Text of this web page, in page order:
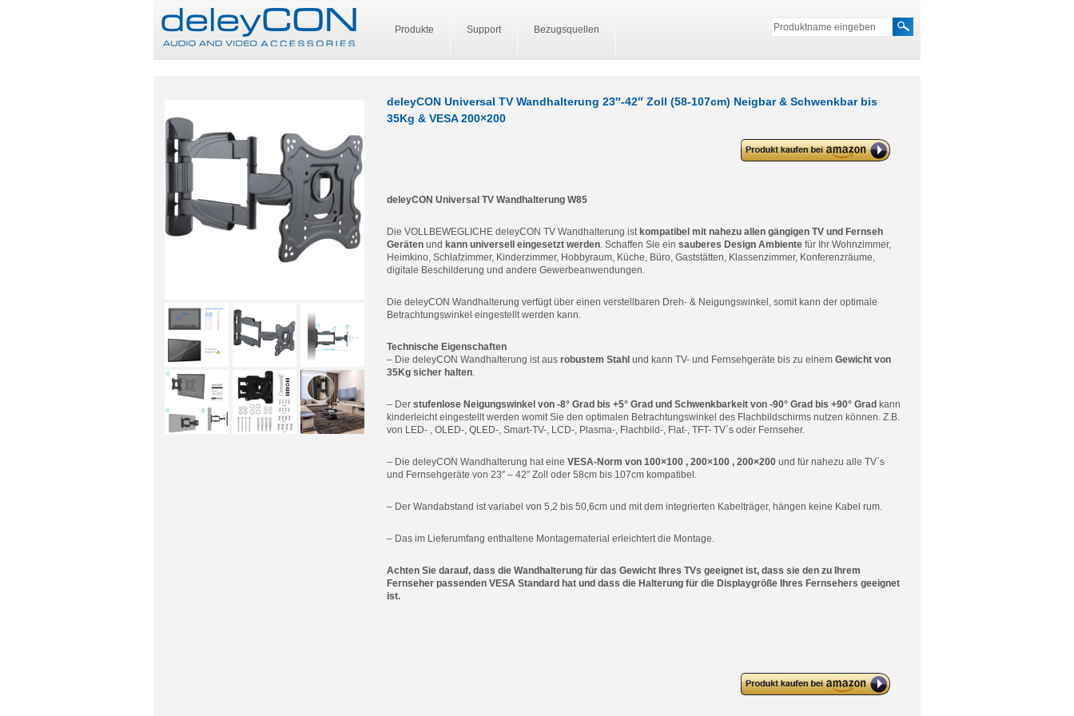
Produkte Support Bezugsquellen
deleyCON Universal TV Wandhalterung 23″-42″ Zoll (58-107cm) Neigbar & Schwenkbar bis
35Kg & VESA 200×200
deleyCON Universal TV
Wandhalterung 23″-42″ Zoll (58-
deleyCON Universal TV Wandhalterung W85
Die VOLLBEWEGLICHE deleyCON TV Wandhalterung ist kompatibel mit nahezu allen gängigen TV und Fernseh
Geräten und kann universell eingesetzt werden. Schaffen Sie ein sauberes Design Ambiente für Ihr Wohnzimmer,
Heimkino, Schlafzimmer, Kinderzimmer, Hobbyraum, Küche, Büro, Gaststätten, Klassenzimmer, Konferenzräume,
digitale Beschilderung und andere Gewerbeanwendungen.
Die deleyCON Wandhalterung verfügt über einen verstellbaren Dreh- & Neigungswinkel, somit kann der optimale
Betrachtungswinkel eingestellt werden kann.
Technische Eigenschaften
– Die deleyCON Wandhalterung ist aus robustem Stahl und kann TV- und Fernsehgeräte bis zu einem Gewicht von
35Kg sicher halten.
– Der stufenlose Neigungswinkel von -8° Grad bis +5° Grad und Schwenkbarkeit von -90° Grad bis +90° Grad kann
kinderleicht eingestellt werden womit Sie den optimalen Betrachtungswinkel des Flachbildschirms nutzen können. Z.B.
von LED- , OLED-, QLED-, Smart-TV-, LCD-, Plasma-, Flachbild-, Flat-, TFT- TV`s oder Fernseher.
– Die deleyCON Wandhalterung hat eine VESA-Norm von 100×100 , 200×100 , 200×200 und für nahezu alle TV´s
und Fernsehgeräte von 23″ – 42″ Zoll oder 58cm bis 107cm kompatibel.
– Der Wandabstand ist variabel von 5,2 bis 50,6cm und mit dem integrierten Kabelträger, hängen keine Kabel rum.
– Das im Lieferumfang enthaltene Montagematerial erleichtert die Montage.
Achten Sie darauf, dass die Wandhalterung für das Gewicht Ihres TVs geeignet ist, dass sie den zu Ihrem
Fernseher passenden VESA Standard hat und dass die Halterung für die Displaygröße Ihres Fernsehers geeignet
ist.
deleyCON Universal TV
Wandhalterung 23″-42″ Zoll (58-